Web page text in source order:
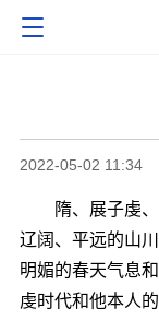
2022-05-02 11:34
隋、展子虔、
辽阔、平远的山
明媚的春天气息
虔时代和他本人